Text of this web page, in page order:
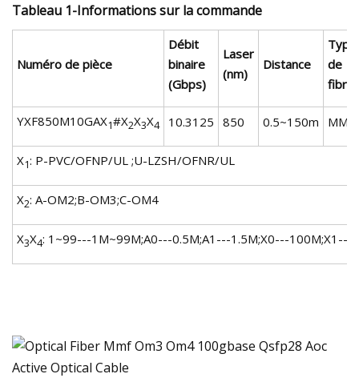
Tableau 1-Informations sur la commande
Numéro de pièce
Débit
binaire
(Gbps)
Laser
(nm)
Distance
Type
de
fibre
YXF850M10GAX1#X2X3X4 10.3125 850 0.5~150m MMF
X1: P-PVC/OFNP/UL ;U-LZSH/OFNR/UL
X2: A-OM2;B-OM3;C-OM4
X3X4: 1~99---1M~99M;A0---0.5M;A1---1.5M;X0---100M;X1---